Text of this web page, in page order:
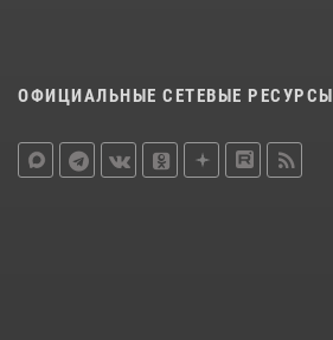
ОФИЦИАЛЬНЫЕ СЕТЕВЫЕ РЕСУРСЫ